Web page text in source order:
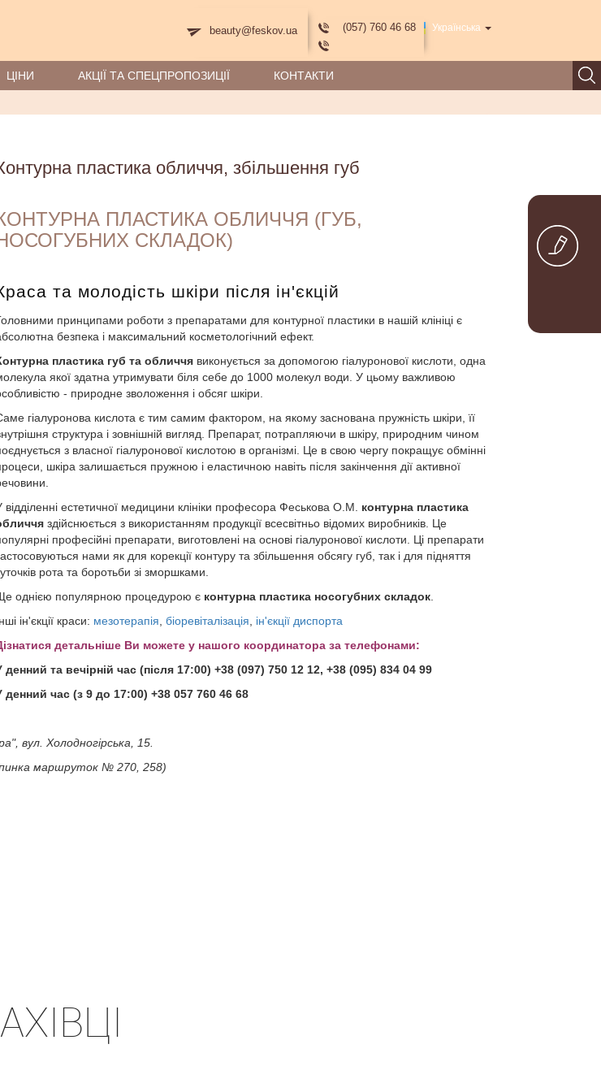
Українська
beauty@feskov.ua (057) 760 46 68
ЦIНИ АКЦІЇ ТА СПЕЦПРОПОЗИЦІЇ КОНТАКТИ
пластика обличчя, збільшення губ
ПЛАСТИКА ОБЛИЧЧЯ (ГУБ,
СКЛАДОК)
та молодість шкіри після ін'єкцій
принципами роботи з препаратами для контурної пластики в нашій клініці є
безпека і максимальний косметологічний ефект.
пластика губ та обличчя виконується за допомогою гіалуронової кислоти, одна
якої здатна утримувати біля себе до 1000 молекул води. У цьому важливою
- природне зволоження і обсяг шкіри.
гіалуронова кислота є тим самим фактором, на якому заснована пружність шкіри, її
структура і зовнішній вигляд. Препарат, потрапляючи в шкіру, природним чином
з власної гіалуронової кислотою в організмі. Це в свою чергу покращує обмінні
шкіра залишається пружною і еластичною навіть після закінчення дії активної
відділенні естетичної медицини клініки професора Феськова О.М. контурна пластика
здійснюється з використанням продукції всесвітньо відомих виробників. Це
професійні препарати, виготовлені на основі гіалуронової кислоти. Ці препарати
нами як для корекції контуру та збільшення обсягу губ, так і для підняття
рота та боротьби зі зморшками.
однією популярною процедурою є контурна пластика носогубних складок
ін'єкції краси: мезотерапія біоревіталізація
ін'єкції диспорта
детальніше Ви можете у нашого координатора за телефонами:
денний та вечірній час (після 17:00) +38 (097) 750 12 12, +38 (095) 834 04 99
денний час (з 9 до 17:00) +38 057 760 46 68
вул. Холодногірська, 15.
маршруток № 270, 258)